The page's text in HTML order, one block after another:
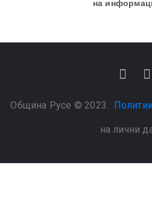
на
Община Русе © 2023.
на лични